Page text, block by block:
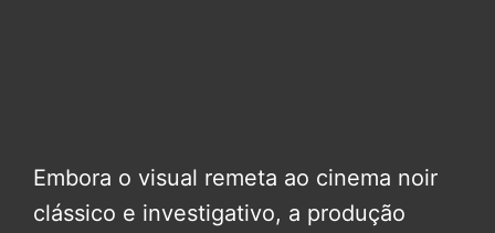
Embora o visual remeta ao cinema noir
clássico e investigativo, a produção